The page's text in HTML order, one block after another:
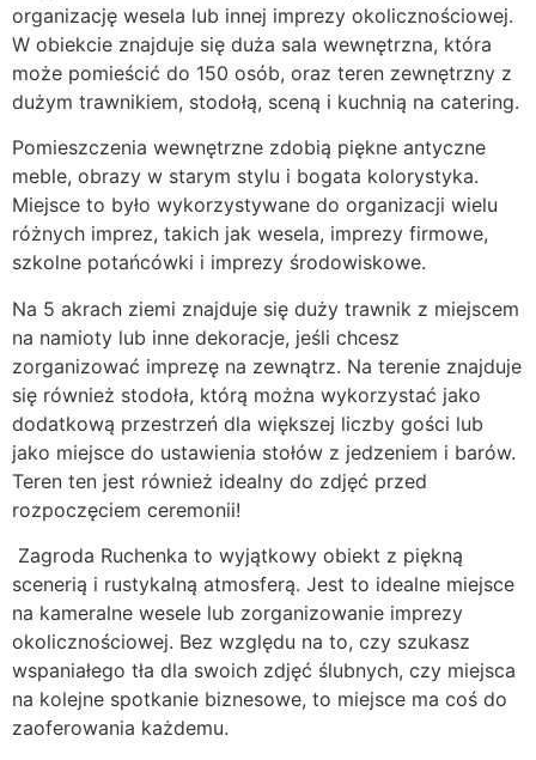
organizację wesela lub innej imprezy okolicznościowej.
W obiekcie znajduje się duża sala wewnętrzna, która
może pomieścić do 150 osób, oraz teren zewnętrzny z
dużym trawnikiem, stodołą, sceną i kuchnią na catering.
Pomieszczenia wewnętrzne zdobią piękne antyczne
meble, obrazy w starym stylu i bogata kolorystyka.
Miejsce to było wykorzystywane do organizacji wielu
różnych imprez, takich jak wesela, imprezy firmowe,
szkolne potańcówki i imprezy środowiskowe.
Na 5 akrach ziemi znajduje się duży trawnik z miejscem
na namioty lub inne dekoracje, jeśli chcesz
zorganizować imprezę na zewnątrz. Na terenie znajduje
się również stodoła, którą można wykorzystać jako
dodatkową przestrzeń dla większej liczby gości lub
jako miejsce do ustawienia stołów z jedzeniem i barów.
Teren ten jest również idealny do zdjęć przed
rozpoczęciem ceremonii!
Zagroda Ruchenka to wyjątkowy obiekt z piękną
scenerią i rustykalną atmosferą. Jest to idealne miejsce
na kameralne wesele lub zorganizowanie imprezy
okolicznościowej. Bez względu na to, czy szukasz
wspaniałego tła dla swoich zdjęć ślubnych, czy miejsca
na kolejne spotkanie biznesowe, to miejsce ma coś do
zaoferowania każdemu.